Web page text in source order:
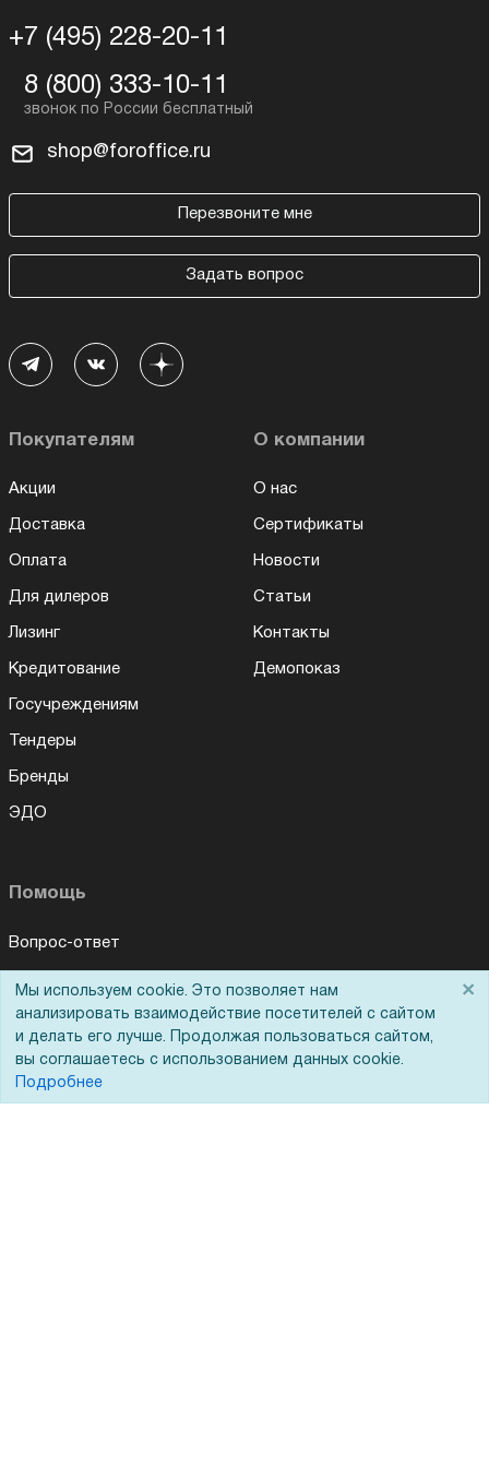
+7 (495) 228-20-11
8 (800) 333-10-11
shop@foroffice.ru
Перезвоните мне
Задать вопрос
Покупателям
Акции
Доставка
Оплата
Для дилеров
Лизинг
Кредитование
Госучреждениям
Тендеры
Бренды
ЭДО
О компании
О нас
Сертификаты
Новости
Статьи
Контакты
Демопоказ
Помощь
Вопрос-ответ
Гарантии и возврат
Вакансии
Мы используем cookie. Это позволяет нам
анализировать взаимодействие посетителей с сайтом
и делать его лучше. Продолжая пользоваться сайтом,
вы соглашаетесь с использованием данных cookie.
Подробнее
×